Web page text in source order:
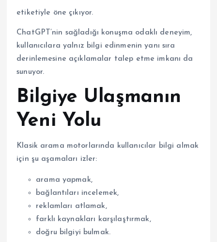
etiketiyle öne çıkıyor.
ChatGPT’nin sağladığı konuşma odaklı deneyim,
kullanıcılara yalnız bilgi edinmenin yanı sıra
derinlemesine açıklamalar talep etme imkanı da
sunuyor.
Bilgiye Ulaşmanın
Yeni Yolu
Klasik arama motorlarında kullanıcılar bilgi almak
için şu aşamaları izler:
arama yapmak,
bağlantıları incelemek,
reklamları atlamak,
farklı kaynakları karşılaştırmak,
doğru bilgiyi bulmak.